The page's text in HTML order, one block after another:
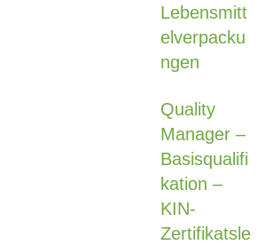
Lebensmitt
elverpacku
ngen
Quality
Manager –
Basisqualifi
kation –
KIN-
Zertifikatsle